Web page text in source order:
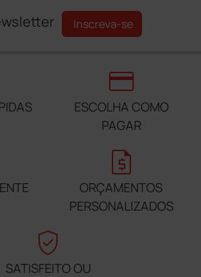
Inscreva-se
credit_card
ESCOLHA COMO
PAGAR
request_quote
ORÇAMENTOS
PERSONALIZADOS
verified_user
SATISFEITO OU